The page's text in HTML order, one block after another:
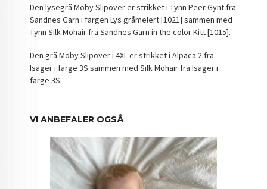
Den lysegrå Moby Slipover er strikket i Tynn Peer Gynt fra
Sandnes Garn i fargen Lys gråmelert [1021] sammen med
Tynn Silk Mohair fra Sandnes Garn in the color Kitt [1015].
Den grå Moby Slipover i 4XL er strikket i Alpaca 2 fra
Isager i farge 3S sammen med Silk Mohair fra Isager i
farge 3S.
VI ANBEFALER OGSÅ